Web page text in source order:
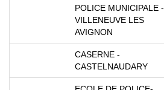
POLICE MUNICIPALE -
VILLENEUVE LES
AVIGNON
CASERNE -
CASTELNAUDARY